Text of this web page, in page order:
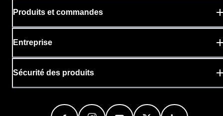
Produits et commandes
Entreprise
Sécurité des produits